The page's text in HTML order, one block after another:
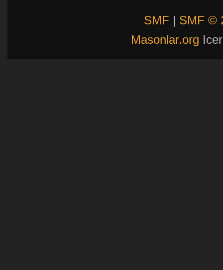
SMF | SMF ©
Masonlar.org